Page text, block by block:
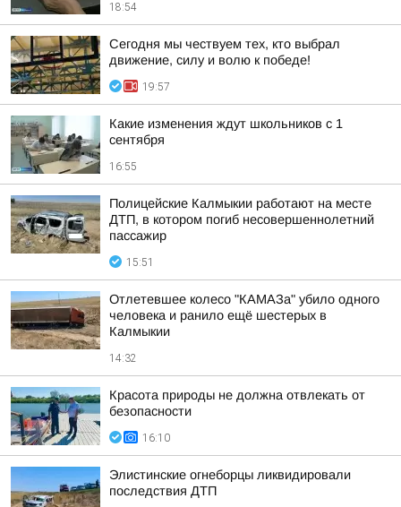
18:54
Сегодня мы чествуем тех, кто выбрал
движение, силу и волю к победе!
19:57
Какие изменения ждут школьников с 1
сентября
16:55
Полицейские Калмыкии работают на месте
ДТП, в котором погиб несовершеннолетний
пассажир
15:51
Отлетевшее колесо "КАМАЗа" убило одного
человека и ранило ещё шестерых в
Калмыкии
14:32
Красота природы не должна отвлекать от
безопасности
16:10
Элистинские огнеборцы ликвидировали
последствия ДТП